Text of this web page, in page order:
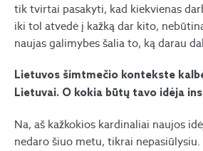
tik tvirtai pasakyti, kad kiekvienas
iki tol atvedė į kažką dar kito,
naujas galimybes šalia to, ką darau
Lietuvos šimtmečio kontekste
Lietuvai. O kokia būtų tavo idėja
Na, aš kažkokios kardinaliai naujos
nedaro šiuo metu, tikrai nepasiūlysiu.